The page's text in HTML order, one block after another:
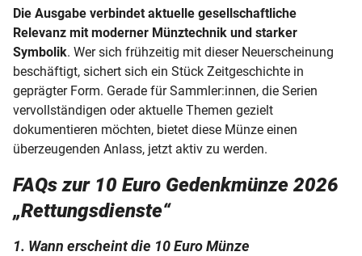
Die Ausgabe verbindet aktuelle gesellschaftliche
Relevanz mit moderner Münztechnik und starker
Symbolik. Wer sich frühzeitig mit dieser Neuerscheinung
beschäftigt, sichert sich ein Stück Zeitgeschichte in
geprägter Form. Gerade für Sammler:innen, die Serien
vervollständigen oder aktuelle Themen gezielt
dokumentieren möchten, bietet diese Münze einen
überzeugenden Anlass, jetzt aktiv zu werden.
FAQs zur 10 Euro Gedenkmünze 2026
„Rettungsdienste“
1. Wann erscheint die 10 Euro Münze